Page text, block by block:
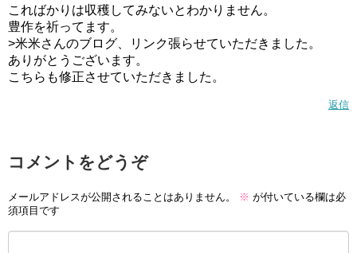
こればかりは収穫してみないとわかりません。
豊作を祈ってます。
>米米さんのブログ、リンク張らせていただきました。
ありがとうございます。
こちらも修正させていただきました。
返信
コメントをどうぞ
メールアドレスが公開されることはありません。 ※ が付いている欄は必
須項目です